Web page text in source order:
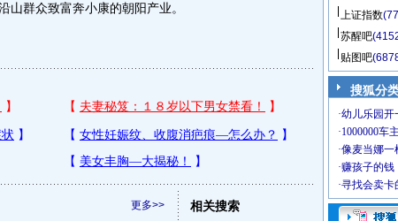
山群众致富奔小康的朝阳产业。
更多>>
相关搜索
上证指数
苏醒吧
贴图吧
搜狐分